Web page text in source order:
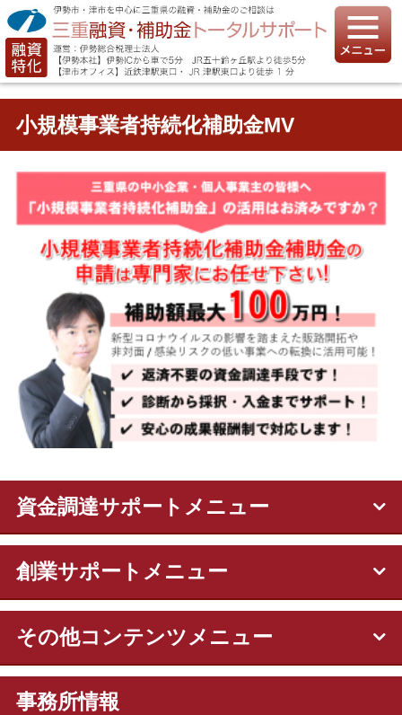
小規模事業者持続化補助金MV
資金調達サポートメニュー
創業サポートメニュー
その他コンテンツメニュー
事務所情報